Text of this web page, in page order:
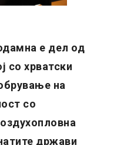
е дел од
со хрватски
на
со
држави